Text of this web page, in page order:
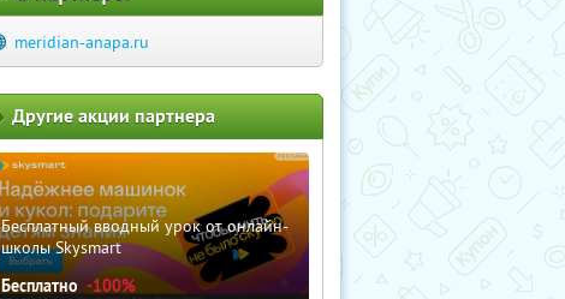
meridian-anapa.ru
Другие акции партнера
Бесплатный вводный урок от онлайн-
школы Skysmart
Бесплатно -100%